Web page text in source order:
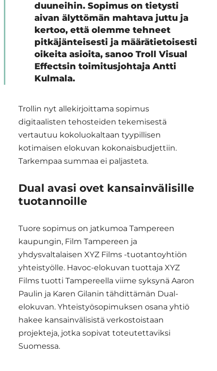
duuneihin. Sopimus on tietysti
aivan älyttömän mahtava juttu ja
kertoo, että olemme tehneet
pitkäjänteisesti ja määrätietoisesti
oikeita asioita, sanoo Troll Visual
Effectsin toimitusjohtaja Antti
Kulmala.
Trollin nyt allekirjoittama sopimus
digitaalisten tehosteiden tekemisestä
vertautuu kokoluokaltaan tyypillisen
kotimaisen elokuvan kokonaisbudjettiin.
Tarkempaa summaa ei paljasteta.
Dual avasi ovet kansainvälisille
tuotannoille
Tuore sopimus on jatkumoa Tampereen
kaupungin, Film Tampereen ja
yhdysvaltalaisen XYZ Films -tuotantoyhtiön
yhteistyölle. Havoc-elokuvan tuottaja XYZ
Films tuotti Tampereella viime syksynä Aaron
Paulin ja Karen Gilanin tähdittämän Dual-
elokuvan. Yhteistyösopimuksen osana yhtiö
hakee kansainvälisistä verkostoistaan
projekteja, jotka sopivat toteutettaviksi
Suomessa.